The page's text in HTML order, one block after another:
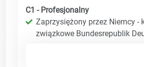
C1 - Profesjonalny
Zaprzysiężony przez Niemcy -
związkowe Bundesrepublik